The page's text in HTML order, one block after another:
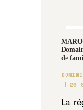
de
26
La